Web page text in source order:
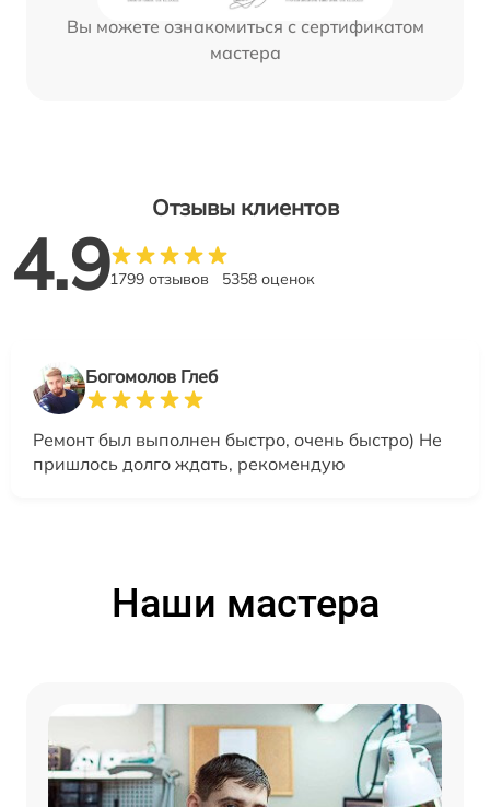
Вы можете ознакомиться с сертификатом
мастера
Отзывы клиентов
4.91799 отзывов 5358 оценок
Богомолов Глеб
Ремонт был выполнен быстро, очень быстро) Не
пришлось долго ждать, рекомендую
Наши мастера